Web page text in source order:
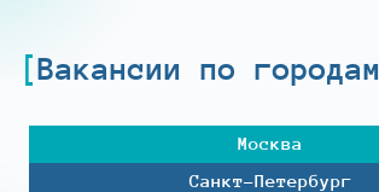
Вакансии по городам
Москва
Санкт-Петербург